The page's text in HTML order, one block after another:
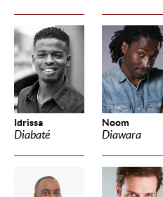
Idrissa
Diabaté
Noom
Diawara